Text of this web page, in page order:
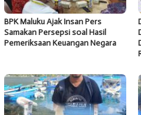
BPK Maluku Ajak Insan Pers
Samakan Persepsi soal Hasil
Pemeriksaan Keuangan Negara